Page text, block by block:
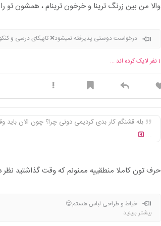
والا من بین زرنگ ترینا و خرخون ترینام ، همشون تو
درخواست دوستی پذیرفته نمیشود❌ تاپیکای درسی و
1نفر لایک کرده اند ...
بله قشنگم کار بدی کردیمی دونی چرا؟ چون الان
...
حرف تون کاملا منطقییه ممنونم که وقت گذاشتید نظر
خیاط و طراحی لباس هستم😌
بیشتر ببینید